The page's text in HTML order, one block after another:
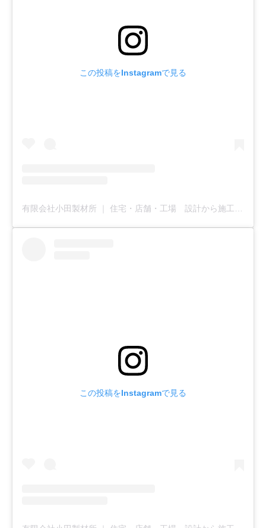
この投稿をInstagramで見る
有限会社小田製材所 ｜ 住宅・店舗・工場 設計から施工まで全てお任せ下さい(@u_odaseizaisho)がシェアした投稿
この投稿をInstagramで見る